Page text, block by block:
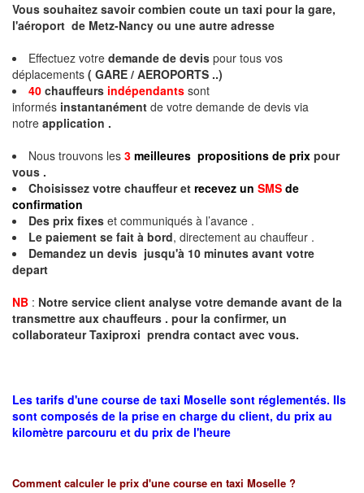
Vous souhaitez savoir combien coute un taxi pour la gare,
l'aéroport de Metz-Nancy ou une autre adresse
Effectuez votre demande de devis pour tous vos
déplacements ( GARE / AEROPORTS ..)
40 chauffeurs indépendants sont
informés instantanément de votre demande de devis via
notre application .
Nous trouvons les 3 meilleures propositions de prix pour
vous .
Choisissez votre chauffeur et recevez un SMS de
confirmation
Des prix fixes et communiqués à l’avance .
Le paiement se fait à bord, directement au chauffeur .
Demandez un devis jusqu'à 10 minutes avant votre
depart
NB : Notre service client analyse votre demande avant de la
transmettre aux chauffeurs . pour la confirmer, un
collaborateur Taxiproxi prendra contact avec vous.
Les tarifs d'une course de taxi Moselle sont réglementés. Ils
sont composés de la prise en charge du client, du prix au
kilomètre parcouru et du prix de l'heure
Comment calculer le prix d'une course en taxi Moselle ?